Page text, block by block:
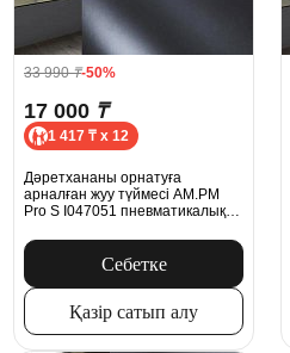
33 990₸-50%
17 000 ₸
1 417 ₸ x 12
Дәретхананы орнатуға
арналған жуу түймесі AM.PM
Pro S I047051 пневматикалық
Себетке
Қазір сатып алу